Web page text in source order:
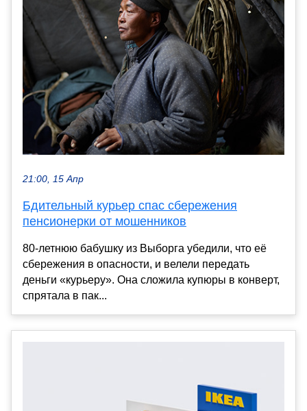
21:00, 15 Апр
Бдительный курьер спас сбережения
пенсионерки от мошенников
80-летнюю бабушку из Выборга убедили, что её
сбережения в опасности, и велели передать
деньги «курьеру». Она сложила купюры в конверт,
спрятала в пак...